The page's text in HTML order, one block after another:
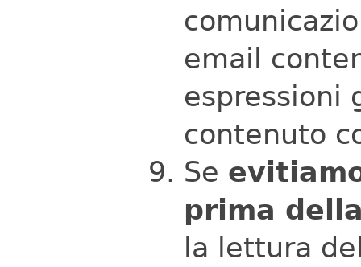
email
espressioni
contenuto
Se
prima
la lettura